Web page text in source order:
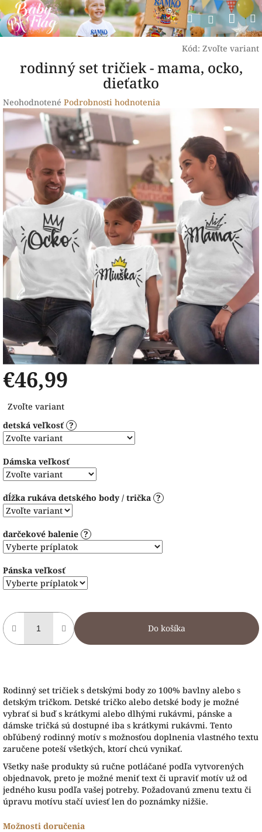
Prejsť
na
obsah
Hľadať
Kód: Zvoľte variant
rodinný set tričiek - mama, ocko,
dieťatko
Priemerné
hodnotenie
produktu
je
0,0
z
5
hviezdičiek.
Neohodnotené Podrobnosti hodnotenia
€46,99
cena:
Zvoľte variant
detská veľkosť ?
Dámska veľkosť
dĺžka rukáva detského body / trička ?
darčekové balenie ?
Pánska veľkosť
Do košíka
Rodinný set tričiek s detskými body zo 100% bavlny alebo s
detským tričkom. Detské tričko alebo detské body je možné
vybrať si buď s krátkymi alebo dlhými rukávmi, pánske a
dámske tričká sú dostupné iba s krátkymi rukávmi. Tento
obľúbený rodinný motív s možnosťou doplnenia vlastného textu
zaručene poteší všetkých, ktorí chcú vynikať.
Všetky naše produkty sú ručne potláčané podľa vytvorených
objednavok, preto je možné meniť text či upraviť motív už od
jedného kusu podľa vašej potreby. Požadovanú zmenu textu či
úpravu motívu stačí uviesť len do poznámky nižšie.
Možnosti doručenia